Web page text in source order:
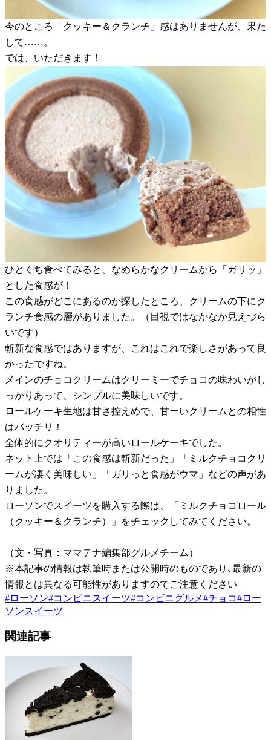
今のところ「クッキー＆クランチ」感はありませんが、果た
して……。
では、いただきます！
ひとくち食べてみると、なめらかなクリームから「ガリッ」
とした食感が！
この食感がどこにあるのか探したところ、クリームの下にク
ランチ食感の層がありました。（目視ではなかなか見えづら
いです）
斬新な食感ではありますが、これはこれで楽しさがあって良
かったですね。
メインのチョコクリームはクリーミーでチョコの味わいがし
っかりあって、シンプルに美味しいです。
ロールケーキ生地は甘さ控えめで、甘ーいクリームとの相性
はバッチリ！
全体的にクオリティーが高いロールケーキでした。
ネット上では「この食感は斬新だった」「ミルクチョコクリ
ームが凄く美味しい」「ガリっと食感がウマ」などの声があ
りました。
ローソンでスイーツを購入する際は、「ミルクチョコロール
（クッキー＆クランチ）」をチェックしてみてください。
（文・写真：ママテナ編集部グルメチーム）
※本記事の情報は執筆時または公開時のものであり､最新の
情報とは異なる可能性がありますのでご注意ください
#ローソン#コンビニスイーツ#コンビニグルメ#チョコ#ロー
ソンスイーツ
関連記事